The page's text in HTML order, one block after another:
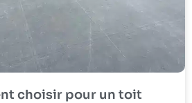
choisir pour un toit